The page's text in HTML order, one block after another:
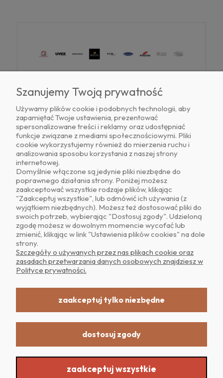
Znajdź nas na
O NAS
OBSŁUGA KLIENTA
POMOC
MOJE KONTO
Realizacja: Dpl Agency -Szablony Shoper
Szanujemy Twoją prywatność
Używamy plików cookie i podobnych technologii, aby
zapamiętać Twoje ustawienia, prezentować
spersonalizowane treści i reklamy oraz udostępniać
funkcje związane z mediami społecznościowymi. Pliki
cookie wykorzystujemy również do mierzenia ruchu i
analizowania sposobu korzystania z naszej strony
internetowej.
Domyślnie włączone są jedynie pliki niezbędne do
poprawnego działania strony. Poniżej możesz
zaakceptować wszystkie rodzaje plików, klikając
"Zaakceptuj wszystkie", lub odmówić ich używania (z
wyjątkiem niezbędnych). Możesz też dostosować pliki do
swoich potrzeb, wybierając "Dostosuj zgody". Udzieloną
zgodę możesz w dowolnym momencie wycofać lub
zmienić, klikając w link "Ustawienia plików cookies" na dole
strony.
Szczegóły o używanych przez nas plikach cookie oraz
zasadach przetwarzania danych osobowych znajdziesz w
Polityce prywatności.
zaakceptuj tylko niezbędne
dostosuj zgody
zaakceptuj wszystkie